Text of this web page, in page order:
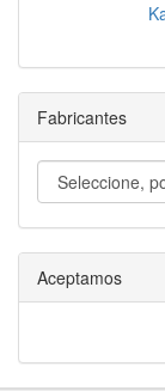
Fabricantes
Aceptamos